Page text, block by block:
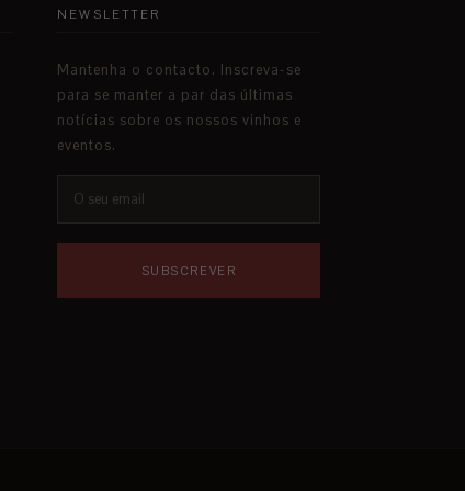
NEWSLETTER
Mantenha o contacto. Inscreva-se
para se manter a par das últimas
notícias sobre os nossos vinhos e
eventos.
SUBSCREVER